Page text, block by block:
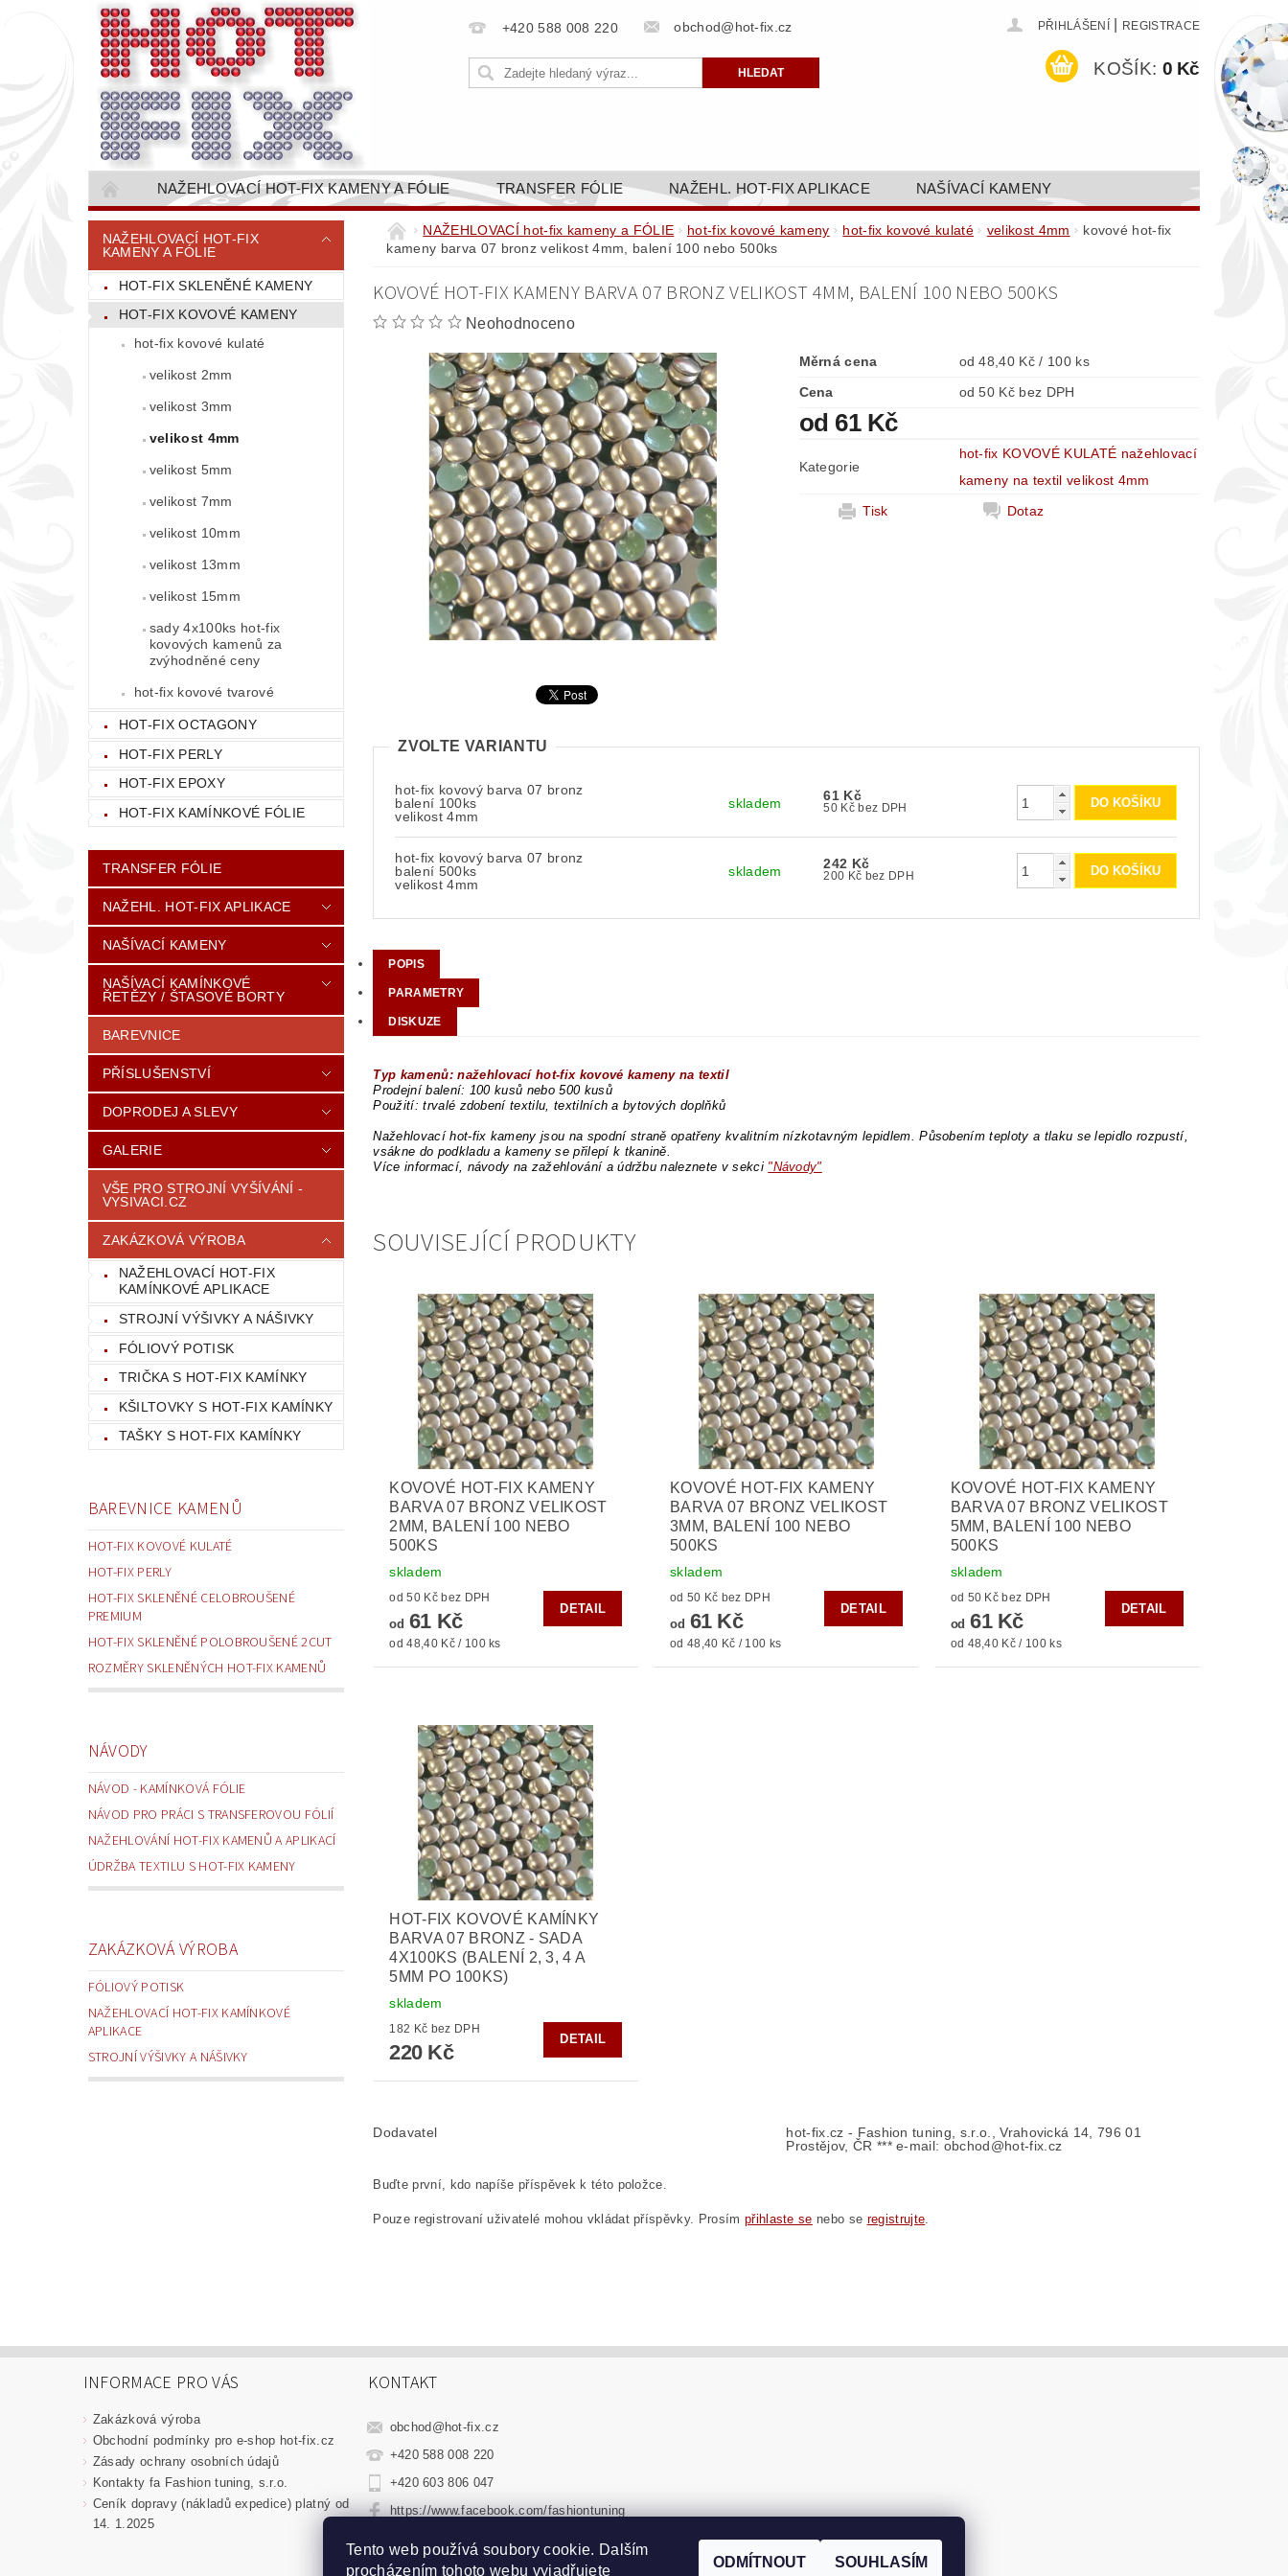
+420 588 008 220 obchod@hot-fix.cz PŘIHLÁŠENÍ REGISTRACE
KOŠÍK: 0 Kč
NAŽEHLOVACÍ HOT-FIX KAMENY A FÓLIE TRANSFER FÓLIE NAŽEHL. HOT-FIX APLIKACE NAŠÍVACÍ KAMENY
NAŠÍVACÍ KAMÍNKOVÉ ŘETĚZY / ŠTASOVÉ BORTY BAREVNICE PŘÍSLUŠENSTVÍ DOPRODEJ A SLEVY GALERIE
VŠE PRO STROJNÍ VYŠÍVÁNÍ - VYSIVACI.CZ ZAKÁZKOVÁ VÝROBA NAPIŠTE NÁM
BAREVNICE KAMENŮ OBCHODNÍ PODMÍNKY PRO E-SHOP HOT-FIX.CZ ZÁSADY OCHRANY OSOBNÍCH ÚDAJŮ
CENÍK DOPRAVY (NÁKLADŮ EXPEDICE) PLATNÝ OD 14. 1.2025
NAŽEHLOVACÍ HOT-FIX
KAMENY A FÓLIE
HOT-FIX SKLENĚNÉ KAMENY
HOT-FIX KOVOVÉ KAMENY
hot-fix kovové kulaté
velikost 2mm
velikost 3mm
velikost 4mm
velikost 5mm
velikost 7mm
velikost 10mm
velikost 13mm
velikost 15mm
sady 4x100ks hot-fix
kovových kamenů za
zvýhodněné ceny
hot-fix kovové tvarové
HOT-FIX OCTAGONY
HOT-FIX PERLY
HOT-FIX EPOXY
HOT-FIX KAMÍNKOVÉ FÓLIE
TRANSFER FÓLIE
NAŽEHL. HOT-FIX APLIKACE
NAŠÍVACÍ KAMENY
NAŠÍVACÍ KAMÍNKOVÉ
ŘETĚZY / ŠTASOVÉ BORTY
BAREVNICE
PŘÍSLUŠENSTVÍ
DOPRODEJ A SLEVY
GALERIE
VŠE PRO STROJNÍ VYŠÍVÁNÍ -
VYSIVACI.CZ
ZAKÁZKOVÁ VÝROBA
NAŽEHLOVACÍ HOT-FIX
KAMÍNKOVÉ APLIKACE
STROJNÍ VÝŠIVKY A NÁŠIVKY
FÓLIOVÝ POTISK
TRIČKA S HOT-FIX KAMÍNKY
KŠILTOVKY S HOT-FIX KAMÍNKY
TAŠKY S HOT-FIX KAMÍNKY
BAREVNICE KAMENŮ
HOT-FIX KOVOVÉ KULATÉ
HOT-FIX PERLY
HOT-FIX SKLENĚNÉ CELOBROUŠENÉ
PREMIUM
HOT-FIX SKLENĚNÉ POLOBROUŠENÉ 2CUT
ROZMĚRY SKLENĚNÝCH HOT-FIX KAMENŮ
NÁVODY
NÁVOD - KAMÍNKOVÁ FÓLIE
NÁVOD PRO PRÁCI S TRANSFEROVOU FÓLIÍ
NAŽEHLOVÁNÍ HOT-FIX KAMENŮ A APLIKACÍ
ÚDRŽBA TEXTILU S HOT-FIX KAMENY
ZAKÁZKOVÁ VÝROBA
FÓLIOVÝ POTISK
NAŽEHLOVACÍ HOT-FIX KAMÍNKOVÉ
APLIKACE
STROJNÍ VÝŠIVKY A NÁŠIVKY
NAŽEHLOVACÍ hot-fix kameny a FÓLIE hot-fix kovové kameny hot-fix kovové kulaté velikost 4mm
kovové hot-fix
kameny barva 07 bronz velikost 4mm, balení 100 nebo 500ks
KOVOVÉ HOT-FIX KAMENY BARVA 07 BRONZ VELIKOST 4MM, BALENÍ 100 NEBO 500KS
Neohodnoceno
Měrná cena
od 48,40 Kč / 100 ks
Cena
od 50 Kč bez DPH
od 61 Kč
Kategorie
hot-fix KOVOVÉ KULATÉ nažehlovací
kameny na textil velikost 4mm
Tisk
Dotaz
ZVOLTE VARIANTU
hot-fix kovový barva 07 bronz
balení 100ks
velikost 4mm
skladem 61 Kč
50 Kč bez DPH
hot-fix kovový barva 07 bronz
balení 500ks
velikost 4mm
skladem 242 Kč
200 Kč bez DPH
POPIS
PARAMETRY
DISKUZE
Typ kamenů: nažehlovací hot-fix kovové kameny na textil
Prodejní balení: 100 kusů nebo 500 kusů
Použití: trvalé zdobení textilu, textilních a bytových doplňků
Nažehlovací hot-fix kameny jsou na spodní straně opatřeny kvalitním nízkotavným lepidlem. Působením teploty a tlaku se lepidlo rozpustí,
vsákne do podkladu a kameny se přilepí k tkanině.
Více informací, návody na zažehlování a údržbu naleznete v sekci "Návody"
SOUVISEJÍCÍ PRODUKTY
KOVOVÉ HOT-FIX KAMENY
BARVA 07 BRONZ VELIKOST
2MM, BALENÍ 100 NEBO
500KS
skladem
od 50 Kč bez DPH
od 61 Kč
od 48,40 Kč / 100 ks
DETAIL
KOVOVÉ HOT-FIX KAMENY
BARVA 07 BRONZ VELIKOST
3MM, BALENÍ 100 NEBO
500KS
skladem
od 50 Kč bez DPH
od 61 Kč
od 48,40 Kč / 100 ks
DETAIL
KOVOVÉ HOT-FIX KAMENY
BARVA 07 BRONZ VELIKOST
5MM, BALENÍ 100 NEBO
500KS
skladem
od 50 Kč bez DPH
od 61 Kč
od 48,40 Kč / 100 ks
DETAIL
HOT-FIX KOVOVÉ KAMÍNKY
BARVA 07 BRONZ - SADA
4X100KS (BALENÍ 2, 3, 4 A
5MM PO 100KS)
skladem
182 Kč bez DPH
220 Kč
DETAIL
Dodavatel
hot-fix.cz - Fashion tuning, s.r.o., Vrahovická 14, 796 01
Prostějov, ČR *** e-mail: obchod@hot-fix.cz
Buďte první, kdo napíše příspěvek k této položce.
Pouze registrovaní uživatelé mohou vkládat příspěvky. Prosím přihlaste se nebo se registrujte
INFORMACE PRO VÁS
Zakázková výroba
Obchodní podmínky pro e-shop hot-fix.cz
Zásady ochrany osobních údajů
Kontakty fa Fashion tuning, s.r.o.
Ceník dopravy (nákladů expedice) platný od
14. 1.2025
KONTAKT
obchod @ hot-fix.cz
+420 588 008 220
+420 603 806 047
https://www.facebook.com/fashiontuning
Tento web používá soubory cookie. Dalším
procházením tohoto webu vyjadřujete
ODMÍTNOUT SOUHLASÍM